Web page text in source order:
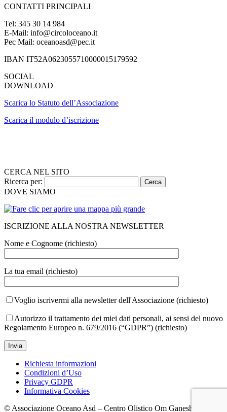
CONTATTI PRINCIPALI
Tel: 345 30 14 984
E-Mail: info@circoloceano.it
Pec Mail: oceanoasd@pec.it
IBAN IT52A0623055710000015179592
SOCIAL
DOWNLOAD
Scarica lo Statuto dell’Associazione
Scarica il modulo d’iscrizione
CERCA NEL SITO
Ricerca per:
DOVE SIAMO
ISCRIZIONE ALLA NOSTRA NEWSLETTER
Nome e Cognome (richiesto)
La tua email (richiesto)
Voglio iscrivermi alla newsletter dell'Associazione (richiesto)
Autorizzo il trattamento dei miei dati personali, ai sensi del nuovo
Regolamento Europeo n. 679/2016 (“GDPR”) (richiesto)
Richiesta informazioni
Condizioni d’Uso
Privacy GDPR
Informativa Cookies
© Associazione Oceano Asd – Centro Olistico Om Ganesh 2026.